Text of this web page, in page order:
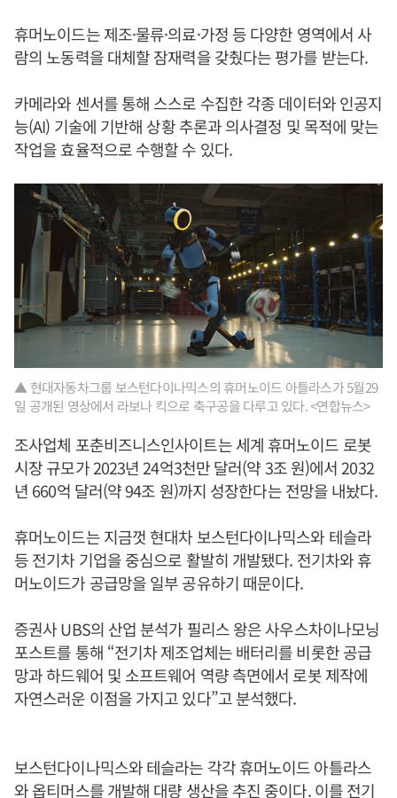
휴머노이드는 제조·물류·의료·가정 등 다양한 영역에서 사
람의 노동력을 대체할 잠재력을 갖췄다는 평가를 받는다.
카메라와 센서를 통해 스스로 수집한 각종 데이터와 인공지
능(AI) 기술에 기반해 상황 추론과 의사결정 및 목적에 맞는
작업을 효율적으로 수행할 수 있다.
▲ 현대자동차그룹 보스턴다이나믹스의 휴머노이드 아틀라스가 5월29
일 공개된 영상에서 라보나 킥으로 축구공을 다루고 있다. <연합뉴스>
조사업체 포춘비즈니스인사이트는 세계 휴머노이드 로봇
시장 규모가 2023년 24억3천만 달러(약 3조 원)에서 2032
년 660억 달러(약 94조 원)까지 성장한다는 전망을 내놨다.
휴머노이드는 지금껏 현대차 보스턴다이나믹스와 테슬라
등 전기차 기업을 중심으로 활발히 개발됐다. 전기차와 휴
머노이드가 공급망을 일부 공유하기 때문이다.
증권사 UBS의 산업 분석가 필리스 왕은 사우스차이나모닝
포스트를 통해 “전기차 제조업체는 배터리를 비롯한 공급
망과 하드웨어 및 소프트웨어 역량 측면에서 로봇 제작에
자연스러운 이점을 가지고 있다”고 분석했다.
보스턴다이나믹스와 테슬라는 각각 휴머노이드 아틀라스
와 옵티머스를 개발해 대량 생산을 추진 중이다. 이를 전기